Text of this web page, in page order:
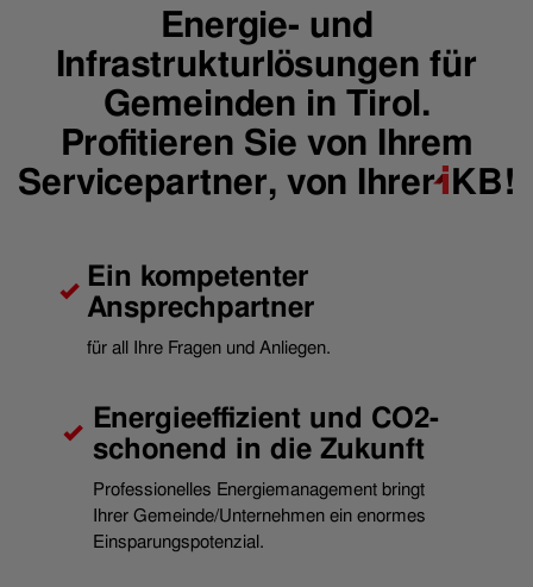
Energie- und
Infrastrukturlösungen für
Gemeinden in Tirol.
Profitieren Sie von Ihrem
Servicepartner, von IhreriKB!
Ein kompetenter
Ansprechpartner
für all Ihre Fragen und Anliegen.
Energieeffizient und CO2-
schonend in die Zukunft
Professionelles Energiemanagement bringt
Ihrer Gemeinde/Unternehmen ein enormes
Einsparungspotenzial.